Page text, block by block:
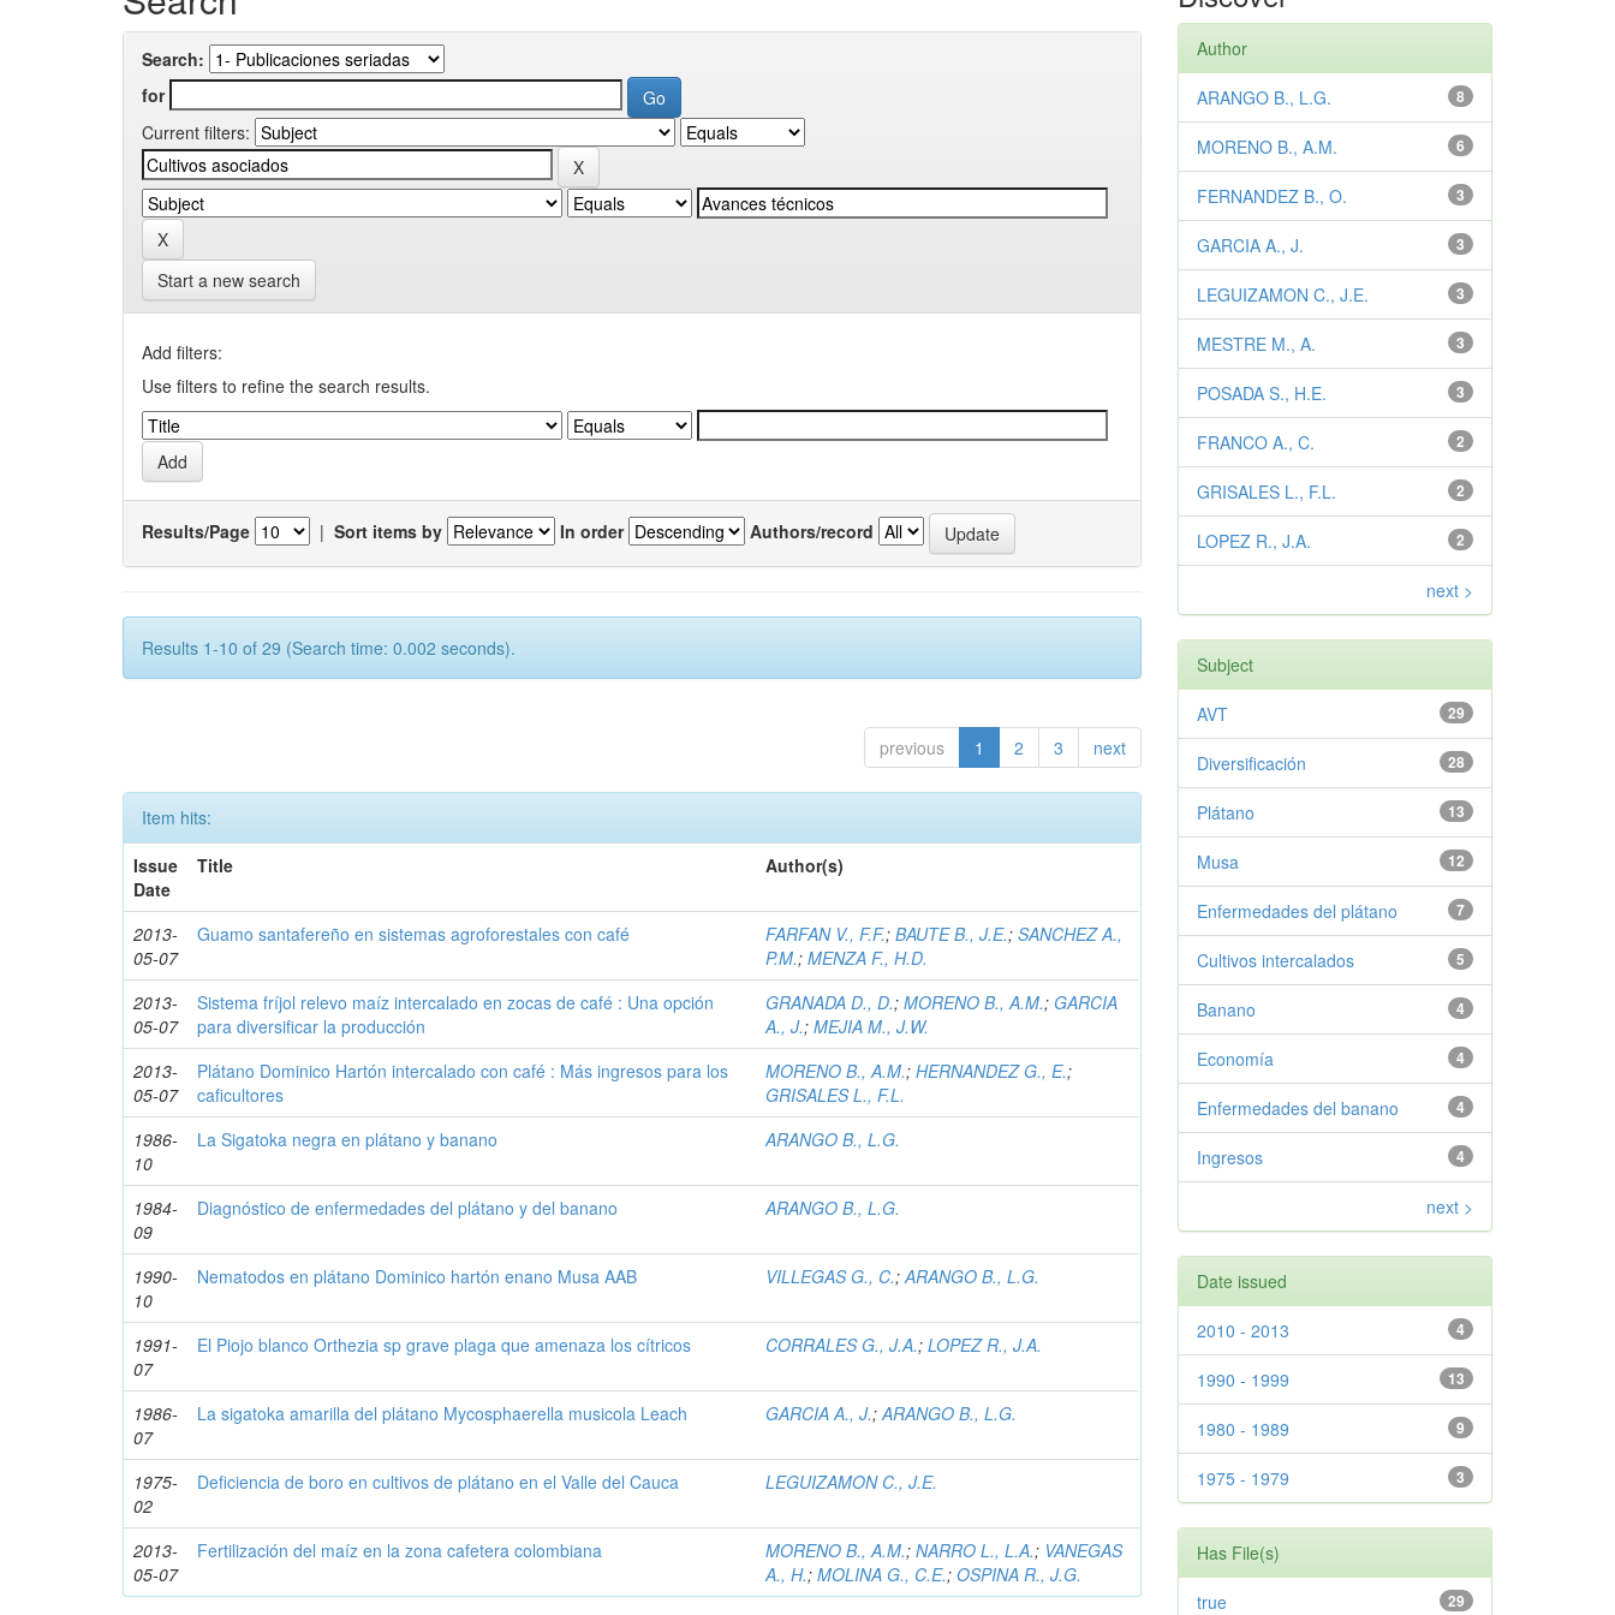
Search:
for
Current filters:
Start a new search
Add filters:
Use filters to refine the search results.
Results/Page | Sort items by In order Authors/record
Results 1-10 of 29 (Search time: 0.002 seconds).
previous 1 2 3 next
Item hits:
Issue
Date
Title Author(s)
2013-
05-07
Guamo santafereño en sistemas agroforestales con café FARFAN V., F.F.;BAUTE B., J.E.;SANCHEZ A.,
P.M.;MENZA F., H.D.
2013-
05-07
Sistema fríjol relevo maíz intercalado en zocas de café : Una opción
para diversificar la producción
GRANADA D., D.;MORENO B., A.M.; GARCIA
A., J.;MEJIA M., J.W.
2013-
05-07
Plátano Dominico Hartón intercalado con café : Más ingresos para los
caficultores
MORENO B., A.M.;HERNANDEZ G., E.;
GRISALES L., F.L.
1986-
10
La Sigatoka negra en plátano y banano ARANGO B., L.G.
1984-
09
Diagnóstico de enfermedades del plátano y del banano ARANGO B., L.G.
1990-
10
Nematodos en plátano Dominico hartón enano Musa AAB VILLEGAS G., C.;ARANGO B., L.G.
1991-
07
El Piojo blanco Orthezia sp grave plaga que amenaza los cítricos CORRALES G., J.A.;LOPEZ R., J.A.
1986-
07
La sigatoka amarilla del plátano Mycosphaerella musicola Leach GARCIA A., J.;ARANGO B., L.G.
1975-
02
Deficiencia de boro en cultivos de plátano en el Valle del Cauca LEGUIZAMON C., J.E.
2013-
05-07
Fertilización del maíz en la zona cafetera colombiana MORENO B., A.M.;NARRO L., L.A.; VANEGAS
A., H.;MOLINA G., C.E.;OSPINA R., J.G.
Author
8
ARANGO B., L.G.
6
MORENO B., A.M.
3
FERNANDEZ B., O.
3
GARCIA A., J.
3
LEGUIZAMON C., J.E.
3
MESTRE M., A.
3
POSADA S., H.E.
2
FRANCO A., C.
2
GRISALES L., F.L.
2
LOPEZ R., J.A.
next >
Subject
29
AVT
28
Diversificación
13
Plátano
12
Musa
7
Enfermedades del plátano
5
Cultivos intercalados
4
Banano
4
Economía
4
Enfermedades del banano
4
Ingresos
next >
Date issued
4
2010 - 2013
13
1990 - 1999
9
1980 - 1989
3
1975 - 1979
Has File(s)
29
true